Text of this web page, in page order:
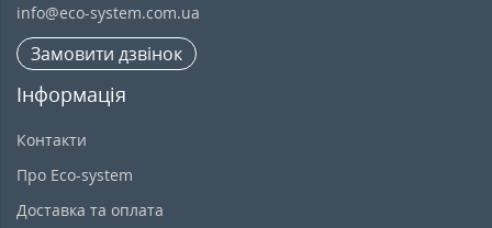
info@eco-system.com.ua
Замовити дзвінок
Інформація
Контакти
Про Eco-system
Доставка та оплата